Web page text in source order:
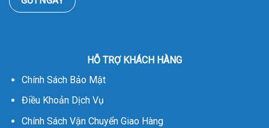
HỖ TRỢ KHÁCH HÀNG
Chính Sách Bảo Mật
Điều Khoản Dịch Vụ
Chính Sách Vận Chuyển Giao Hàng